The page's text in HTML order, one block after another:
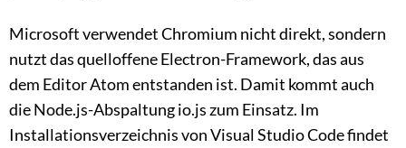
Microsoft verwendet Chromium nicht direkt, sondern
nutzt das quelloffene Electron-Framework, das aus
dem Editor Atom entstanden ist. Damit kommt auch
die Node.js-Abspaltung io.js zum Einsatz. Im
Installationsverzeichnis von Visual Studio Code findet